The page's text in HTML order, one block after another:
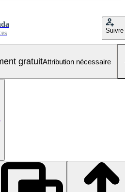
Suivre
gratuitAttribution nécessaire